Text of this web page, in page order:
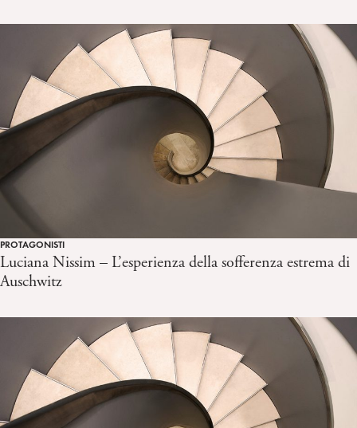
PROTAGONISTI
Luciana Nissim – L’esperienza della sofferenza estrema di
Auschwitz